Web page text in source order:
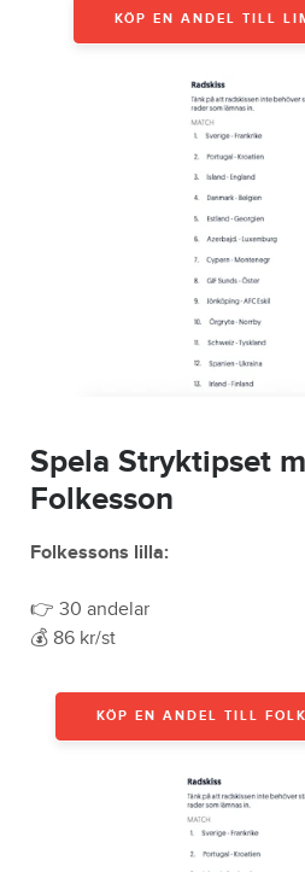
KÖP EN ANDEL TILL
Spela Stryktipset
Folkesson
Folkessons lilla:
👉 30 andelar
💰 86 kr/st
KÖP EN ANDEL TILL